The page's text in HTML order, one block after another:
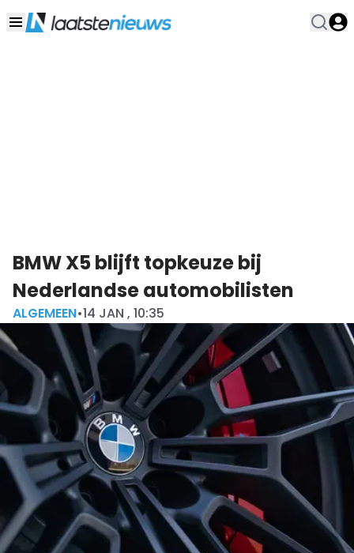
BMW X5 blijft topkeuze bij
Nederlandse automobilisten
ALGEMEEN•14 JAN , 10:35